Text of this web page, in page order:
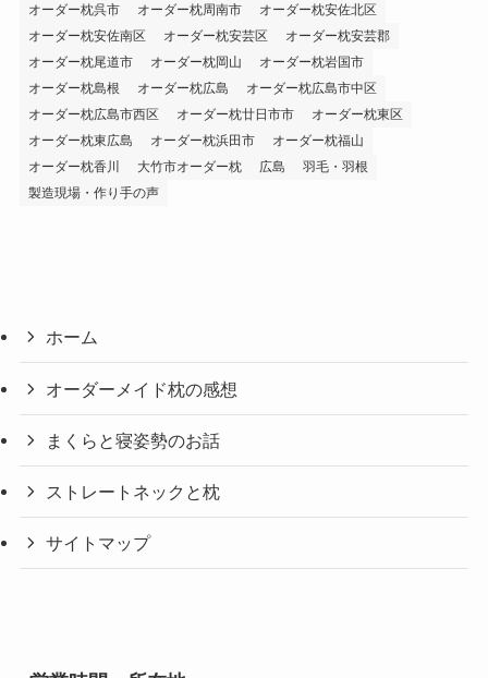
オーダー枕呉市
オーダー枕周南市
オーダー枕安佐北区
オーダー枕安佐南区
オーダー枕安芸区
オーダー枕安芸郡
オーダー枕尾道市
オーダー枕岡山
オーダー枕岩国市
オーダー枕島根
オーダー枕広島
オーダー枕広島市中区
オーダー枕広島市西区
オーダー枕廿日市市
オーダー枕東区
オーダー枕東広島
オーダー枕浜田市
オーダー枕福山
オーダー枕香川
大竹市オーダー枕 広島
羽毛・羽根
製造現場・作り手の声
ホーム
オーダーメイド枕の感想
まくらと寝姿勢のお話
ストレートネックと枕
サイトマップ